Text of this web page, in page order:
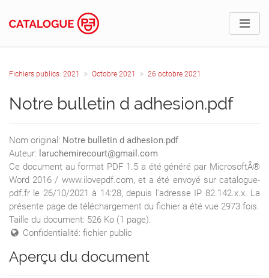
Fichiers publics: 2021 Octobre 2021 26 octobre 2021
Notre bulletin d adhesion.pdf
Nom original: Notre bulletin d adhesion.pdf
Auteur: laruchemirecourt@gmail.com
Ce document au format PDF 1.5 a été généré par MicrosoftÂ®
Word 2016 / www.ilovepdf.com, et a été envoyé sur catalogue-
pdf.fr le 26/10/2021 à 14:28, depuis l'adresse IP 82.142.x.x. La
présente page de téléchargement du fichier a été vue 2973 fois.
Taille du document: 526 Ko (1 page).
Confidentialité: fichier public
Aperçu du document